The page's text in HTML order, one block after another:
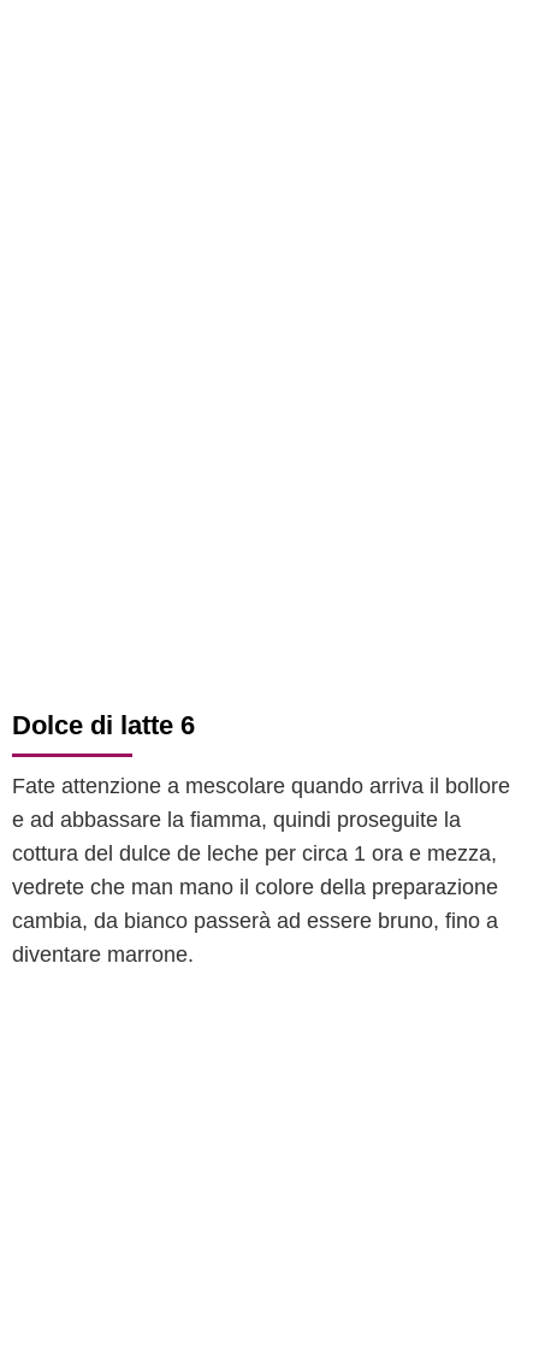
Dolce di latte 6
Fate attenzione a mescolare quando arriva il bollore
e ad abbassare la fiamma, quindi proseguite la
cottura del dulce de leche per circa 1 ora e mezza,
vedrete che man mano il colore della preparazione
cambia, da bianco passerà ad essere bruno, fino a
diventare marrone.